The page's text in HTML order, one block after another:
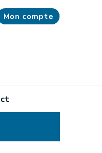
Mon compte